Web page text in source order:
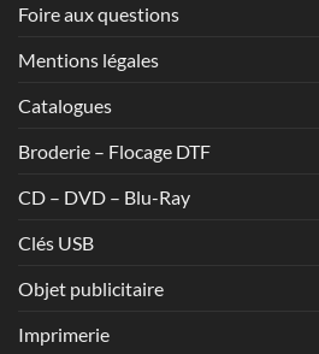
Foire aux questions
Mentions légales
Catalogues
Broderie – Flocage DTF
CD – DVD – Blu-Ray
Clés USB
Objet publicitaire
Imprimerie